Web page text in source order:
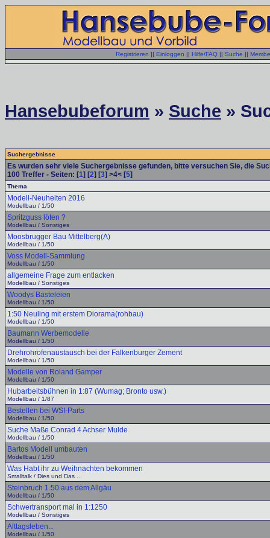
Registrieren || Einloggen || Hilfe/FAQ || Suche ||
Hansebubeforum » Suche »
Suchergebnisse
Es wurden sehr viele Suchergebnisse gefunden, bitte versuchen Sie, die
100 Treffer - Seiten: [1] [2] [3] >4< [5]
Thema
Modell-Neuheiten 2016
Modellbau / 1/50
Spritzguss löten ?
Modellbau / Sonstiges
Moosbrugger Bau Mittelberg(A)
Modellbau / 1/50
Voss Modell-Sammlung
Modellbau / 1/50
allgemeine Frage zum entlacken
Modellbau / Sonstiges
Woodys Basteleien
Modellbau / 1/50
1:50 Neuling mit erstem Diorama(rohbau)
Modellbau / 1/50
Baumann Werbemodelle
Modellbau / 1/50
Drehrohrofenaustausch bei der Falkenburger Zement
Modellbau / 1/50
Modelle von Roland Gamper
Modellbau / 1/50
Hubarbeitsbühnen in 1:87 (Wumag; Bronto usw.)
Modellbau / 1/87
Bestellen bei WSI-Parts
Modellbau / 1/50
Suche Maße Conrad 4 Achser Mulde
Modellbau / 1/50
Bartos Modell umbauten
Modellbau / 1/50
Was Habt ihr zu Weihnachten bekommen
Smalltalk / Dies und Das ...
Steinbruch 1.50 aus dem Allgäu
Modellbau / 1/50
Schwertransport mal in 1:1250
Modellbau / Sonstiges
Alttagsleben...
Modellbau / 1/50